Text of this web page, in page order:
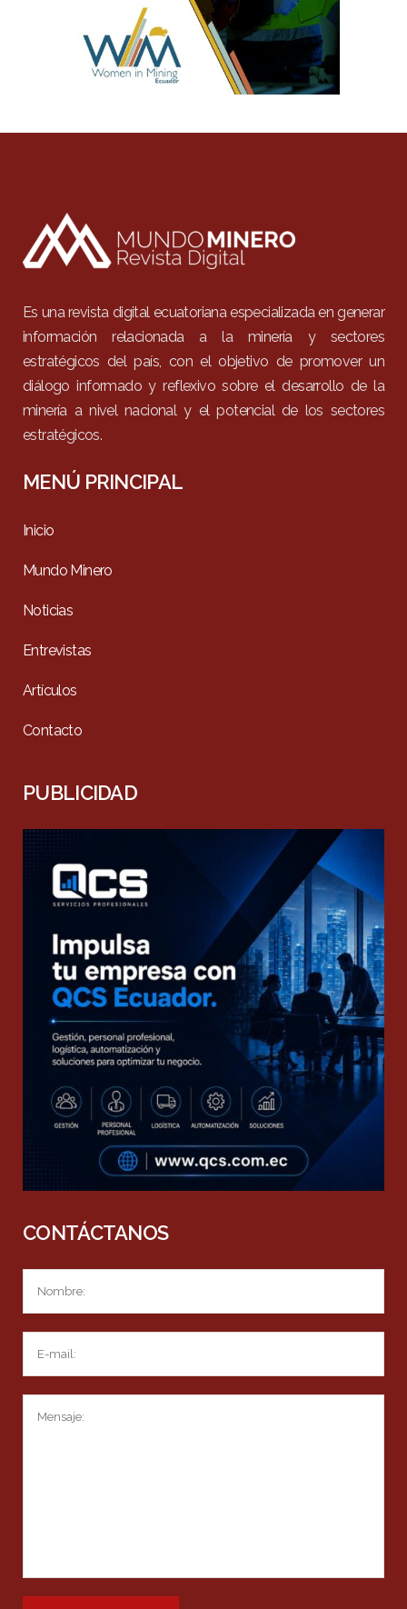
Es una revista digital ecuatoriana especializada en generar
información relacionada a la minería y sectores
estratégicos del país, con el objetivo de promover un
diálogo informado y reflexivo sobre el desarrollo de la
minería a nivel nacional y el potencial de los sectores
estratégicos.
MENÚ PRINCIPAL
Inicio
Mundo Minero
Noticias
Entrevistas
Artículos
Contacto
PUBLICIDAD
CONTÁCTANOS